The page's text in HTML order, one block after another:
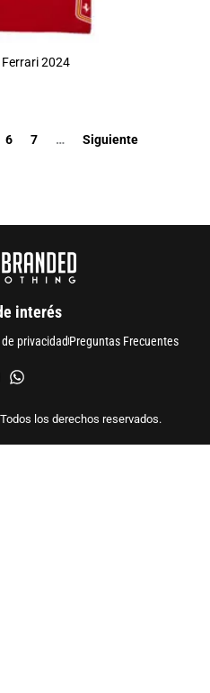
2024
6 7 … Siguiente
interés
privacidadPreguntas Frecuentes
los derechos reservados.